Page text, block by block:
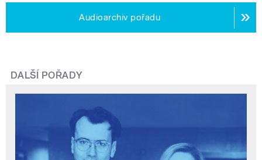
Audioarchiv pořadu
DALŠÍ POŘADY